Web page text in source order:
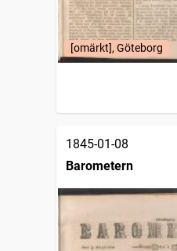
[omärkt], Göteborg
1845-01-08
Barometern